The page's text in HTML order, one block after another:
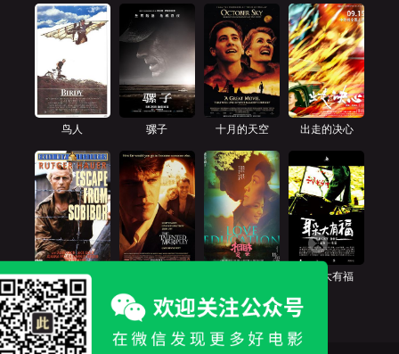
鸟人 骡子 十月的天空 出走的决心
逃离索比堡 耳朵大有福